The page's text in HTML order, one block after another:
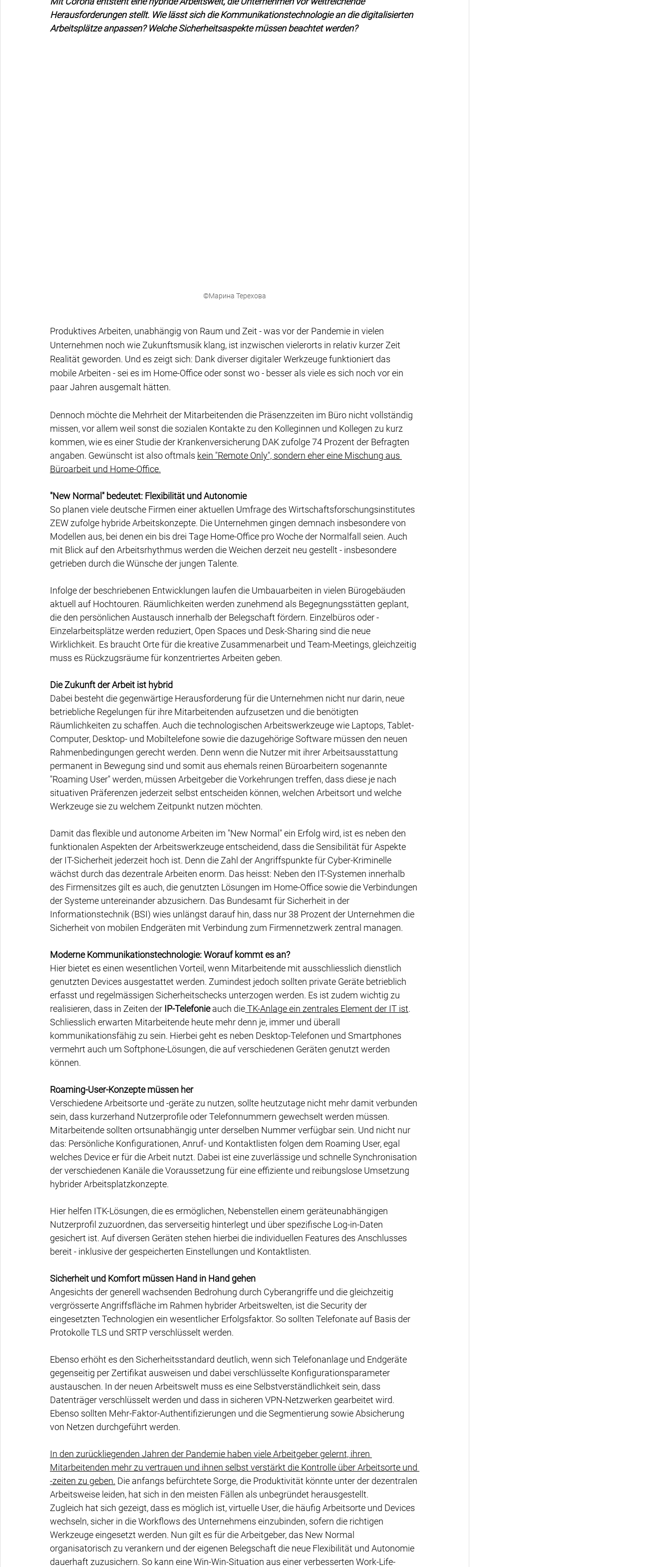
Herausforderungen stellt. Wie lässt sich die Kommunikationstechnologie an die digitalisierten
Arbeitsplätze anpassen? Welche Sicherheitsaspekte müssen beachtet werden?
©Марина Терехова
Produktives Arbeiten, unabhängig von Raum und Zeit - was vor der Pandemie in vielen
Unternehmen noch wie Zukunftsmusik klang, ist inzwischen vielerorts in relativ kurzer Zeit
Realität geworden. Und es zeigt sich: Dank diverser digitaler Werkzeuge funktioniert das
mobile Arbeiten - sei es im Home-Office oder sonst wo - besser als viele es sich noch vor ein
paar Jahren ausgemalt hätten.
Dennoch möchte die Mehrheit der Mitarbeitenden die Präsenzzeiten im Büro nicht vollständig
missen, vor allem weil sonst die sozialen Kontakte zu den Kolleginnen und Kollegen zu kurz
kommen, wie es einer Studie der Krankenversicherung DAK zufolge 74 Prozent der Befragten
angaben. Gewünscht ist also oftmals kein "Remote Only", sondern eher eine Mischung aus
Büroarbeit und Home-Office.
"New Normal" bedeutet: Flexibilität und Autonomie
So planen viele deutsche Firmen einer aktuellen Umfrage des Wirtschaftsforschungsinstitutes
ZEW zufolge hybride Arbeitskonzepte. Die Unternehmen gingen demnach insbesondere von
Modellen aus, bei denen ein bis drei Tage Home-Office pro Woche der Normalfall seien. Auch
mit Blick auf den Arbeitsrhythmus werden die Weichen derzeit neu gestellt - insbesondere
getrieben durch die Wünsche der jungen Talente.
Infolge der beschriebenen Entwicklungen laufen die Umbauarbeiten in vielen Bürogebäuden
aktuell auf Hochtouren. Räumlichkeiten werden zunehmend als Begegnungsstätten geplant,
die den persönlichen Austausch innerhalb der Belegschaft fördern. Einzelbüros oder -
Einzelarbeitsplätze werden reduziert, Open Spaces und Desk-Sharing sind die neue
Wirklichkeit. Es braucht Orte für die kreative Zusammenarbeit und Team-Meetings, gleichzeitig
muss es Rückzugsräume für konzentriertes Arbeiten geben.
Die Zukunft der Arbeit ist hybrid
Dabei besteht die gegenwärtige Herausforderung für die Unternehmen nicht nur darin, neue
betriebliche Regelungen für ihre Mitarbeitenden aufzusetzen und die benötigten
Räumlichkeiten zu schaffen. Auch die technologischen Arbeitswerkzeuge wie Laptops, Tablet-
Computer, Desktop- und Mobiltelefone sowie die dazugehörige Software müssen den neuen
Rahmenbedingungen gerecht werden. Denn wenn die Nutzer mit ihrer Arbeitsausstattung
permanent in Bewegung sind und somit aus ehemals reinen Büroarbeitern sogenannte
"Roaming User" werden, müssen Arbeitgeber die Vorkehrungen treffen, dass diese je nach
situativen Präferenzen jederzeit selbst entscheiden können, welchen Arbeitsort und welche
Werkzeuge sie zu welchem Zeitpunkt nutzen möchten.
Damit das flexible und autonome Arbeiten im "New Normal" ein Erfolg wird, ist es neben den
funktionalen Aspekten der Arbeitswerkzeuge entscheidend, dass die Sensibilität für Aspekte
der IT-Sicherheit jederzeit hoch ist. Denn die Zahl der Angriffspunkte für Cyber-Kriminelle
wächst durch das dezentrale Arbeiten enorm. Das heisst: Neben den IT-Systemen innerhalb
des Firmensitzes gilt es auch, die genutzten Lösungen im Home-Office sowie die Verbindungen
der Systeme untereinander abzusichern. Das Bundesamt für Sicherheit in der
Informationstechnik (BSI) wies unlängst darauf hin, dass nur 38 Prozent der Unternehmen die
Sicherheit von mobilen Endgeräten mit Verbindung zum Firmennetzwerk zentral managen.
Moderne Kommunikationstechnologie: Worauf kommt es an?
Hier bietet es einen wesentlichen Vorteil, wenn Mitarbeitende mit ausschliesslich dienstlich
genutzten Devices ausgestattet werden. Zumindest jedoch sollten private Geräte betrieblich
erfasst und regelmässigen Sicherheitschecks unterzogen werden. Es ist zudem wichtig zu
realisieren, dass in Zeiten der IP-Telefonie auch die TK-Anlage ein zentrales Element der IT ist.
Schliesslich erwarten Mitarbeitende heute mehr denn je, immer und überall
kommunikationsfähig zu sein. Hierbei geht es neben Desktop-Telefonen und Smartphones
vermehrt auch um Softphone-Lösungen, die auf verschiedenen Geräten genutzt werden
können.
Roaming-User-Konzepte müssen her
Verschiedene Arbeitsorte und -geräte zu nutzen, sollte heutzutage nicht mehr damit verbunden
sein, dass kurzerhand Nutzerprofile oder Telefonnummern gewechselt werden müssen.
Mitarbeitende sollten ortsunabhängig unter derselben Nummer verfügbar sein. Und nicht nur
das: Persönliche Konfigurationen, Anruf- und Kontaktlisten folgen dem Roaming User, egal
welches Device er für die Arbeit nutzt. Dabei ist eine zuverlässige und schnelle Synchronisation
der verschiedenen Kanäle die Voraussetzung für eine effiziente und reibungslose Umsetzung
hybrider Arbeitsplatzkonzepte.
Hier helfen ITK-Lösungen, die es ermöglichen, Nebenstellen einem geräteunabhängigen
Nutzerprofil zuzuordnen, das serverseitig hinterlegt und über spezifische Log-in-Daten
gesichert ist. Auf diversen Geräten stehen hierbei die individuellen Features des Anschlusses
bereit - inklusive der gespeicherten Einstellungen und Kontaktlisten.
Sicherheit und Komfort müssen Hand in Hand gehen
Angesichts der generell wachsenden Bedrohung durch Cyberangriffe und die gleichzeitig
vergrösserte Angriffsfläche im Rahmen hybrider Arbeitswelten, ist die Security der
eingesetzten Technologien ein wesentlicher Erfolgsfaktor. So sollten Telefonate auf Basis der
Protokolle TLS und SRTP verschlüsselt werden.
Ebenso erhöht es den Sicherheitsstandard deutlich, wenn sich Telefonanlage und Endgeräte
gegenseitig per Zertifikat ausweisen und dabei verschlüsselte Konfigurationsparameter
austauschen. In der neuen Arbeitswelt muss es eine Selbstverständlichkeit sein, dass
Datenträger verschlüsselt werden und dass in sicheren VPN-Netzwerken gearbeitet wird.
Ebenso sollten Mehr-Faktor-Authentifizierungen und die Segmentierung sowie Absicherung
von Netzen durchgeführt werden.
In den zurückliegenden Jahren der Pandemie haben viele Arbeitgeber gelernt, ihren
Mitarbeitenden mehr zu vertrauen und ihnen selbst verstärkt die Kontrolle über Arbeitsorte und
-zeiten zu geben. Die anfangs befürchtete Sorge, die Produktivität könnte unter der dezentralen
Arbeitsweise leiden, hat sich in den meisten Fällen als unbegründet herausgestellt.
Zugleich hat sich gezeigt, dass es möglich ist, virtuelle User, die häufig Arbeitsorte und Devices
wechseln, sicher in die Workflows des Unternehmens einzubinden, sofern die richtigen
Werkzeuge eingesetzt werden. Nun gilt es für die Arbeitgeber, das New Normal
organisatorisch zu verankern und der eigenen Belegschaft die neue Flexibilität und Autonomie
dauerhaft zuzusichern. So kann eine Win-Win-Situation aus einer verbesserten Work-Life-